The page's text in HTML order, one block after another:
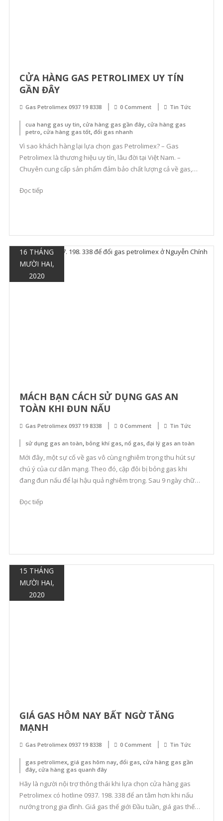
CỬA HÀNG GAS PETROLIMEX UY TÍN
GẦN ĐÂY
Gas Petrolimex 0937 19 8338 0 Comment Tin Tức
cua hang gas uy tin, cửa hàng gas gần đây, cửa hàng gas
petro, cửa hàng gas tốt, đổi gas nhanh
Vì sao khách hàng lại lựa chọn gas Petrolimex? – Gas
Petrolimex là thương hiệu uy tín, lâu đời tại Việt Nam. –
Chuyên cung cấp sản phẩm đảm bảo chất lượng cả về gas,
tình. Địa chỉ cửa hàng gas […]
Đọc tiếp
16 THÁNG
MƯỜI HAI,
2020
MÁCH BẠN CÁCH SỬ DỤNG GAS AN
TOÀN KHI ĐUN NẤU
Gas Petrolimex 0937 19 8338 0 Comment Tin Tức
sử dụng gas an toàn, bỏng khí gas, nổ gas, đại lý gas an toàn
Mới đây, một sự cố về gas vô cùng nghiêm trọng thu hút sự
chú ý của cư dân mạng. Theo đó, cặp đôi bị bỏng gas khi
đang đun nấu để lại hậu quả nghiêm trọng. Sau 9 ngày chữa
[…]
Đọc tiếp
15 THÁNG
MƯỜI HAI,
2020
GIÁ GAS HÔM NAY BẤT NGỜ TĂNG
MẠNH
Gas Petrolimex 0937 19 8338 0 Comment Tin Tức
gas petrolimex, giá gas hôm nay, đổi gas, cửa hàng gas gần
đây, cửa hàng gas quanh đây
Hãy là người nội trợ thông thái khi lựa chọn cửa hàng gas
Petrolimex có hotline 0937. 198. 338 để an tâm hơn khi nấu
nướng trong gia đình. Giá gas thế giới Đầu tuần, giá gas thế